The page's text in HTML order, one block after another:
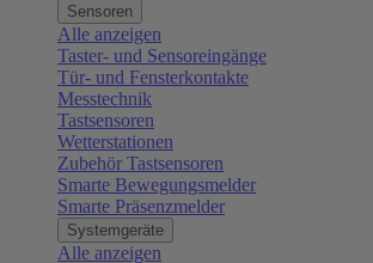
Sensoren
Alle anzeigen
Taster- und Sensoreingänge
Tür- und Fensterkontakte
Messtechnik
Tastsensoren
Wetterstationen
Zubehör Tastsensoren
Smarte Bewegungsmelder
Smarte Präsenzmelder
Systemgeräte
Alle anzeigen